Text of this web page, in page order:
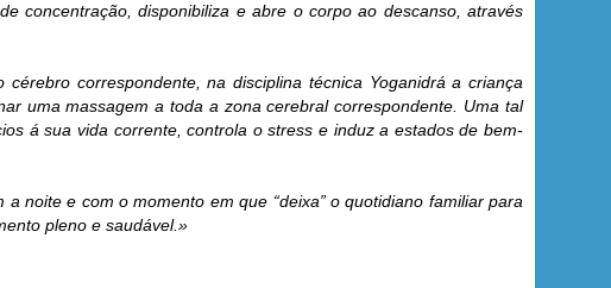
concentração, disponibiliza e abre o corpo ao descanso, através
correspondente, na disciplina técnica Yoganidrá a criança
uma massagem a toda a zona cerebral correspondente. Uma tal
á sua vida corrente, controla o stress e induz a estados de bem-
noite e com o momento em que “deixa” o quotidiano familiar para
pleno e saudável.»